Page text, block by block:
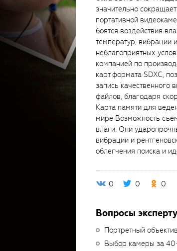
значительно
портативной
боятся воздействия
температур, вибрации
неблагоприятных
компанией по
карт формата SDXC,
запись
файлов, благодаря
Карта памяти для
мире Возможность
влаги. Они
вибрации и
облегчения поиска и
0 0 0
Вопросы эксперту
Портретный
Выбор камеры за